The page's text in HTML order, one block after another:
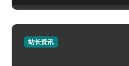
站长资讯